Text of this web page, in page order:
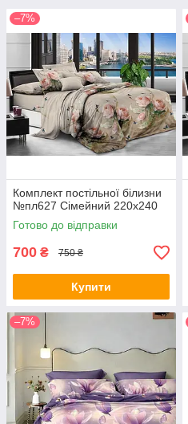
–7%
Комплект постільної білизни
№пл627 Сімейний 220х240
Готово до відправки
700 ₴ 750 ₴
Купити
–7%